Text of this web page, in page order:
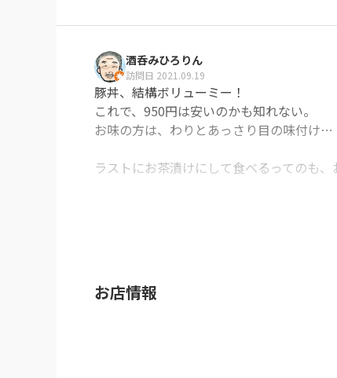
味噌汁もお出汁が効いて美味しかった✨
あっ❕と言う間に完食してしまいました…
大盛りでも行けそうです笑笑
私達の後にいらっしゃったお客さんは…
感じの良い方でしたね✨
またお邪魔したいです🤤
酒呑みひろりん
訪問日 2021.09.19
豚丼、結構ボリューミー！
これで、950円は安いのかも知れない。
お味の方は、わりとあっさり目の味付け…
ラストにお茶漬けにして食べるってのも、
店舗で食べたときより、お肉のサイズは
ご飯にもタレの味が染み込んで、うまうま
豚丼自身ひさしぶり、便利になりました！
お店情報